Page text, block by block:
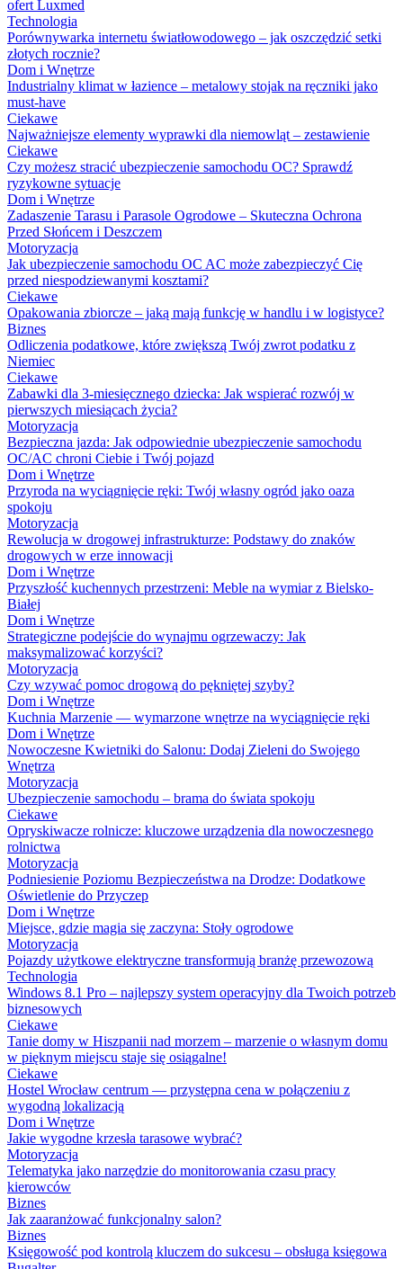
ofert Luxmed
Technologia
Porównywarka internetu światłowodowego – jak oszczędzić setki
złotych rocznie?
Dom i Wnętrze
Industrialny klimat w łazience – metalowy stojak na ręczniki jako
must-have
Ciekawe
Najważniejsze elementy wyprawki dla niemowląt – zestawienie
Ciekawe
Czy możesz stracić ubezpieczenie samochodu OC? Sprawdź
ryzykowne sytuacje
Dom i Wnętrze
Zadaszenie Tarasu i Parasole Ogrodowe – Skuteczna Ochrona
Przed Słońcem i Deszczem
Motoryzacja
Jak ubezpieczenie samochodu OC AC może zabezpieczyć Cię
przed niespodziewanymi kosztami?
Ciekawe
Opakowania zbiorcze – jaką mają funkcję w handlu i w logistyce?
Biznes
Odliczenia podatkowe, które zwiększą Twój zwrot podatku z
Niemiec
Ciekawe
Zabawki dla 3-miesięcznego dziecka: Jak wspierać rozwój w
pierwszych miesiącach życia?
Motoryzacja
Bezpieczna jazda: Jak odpowiednie ubezpieczenie samochodu
OC/AC chroni Ciebie i Twój pojazd
Dom i Wnętrze
Przyroda na wyciągnięcie ręki: Twój własny ogród jako oaza
spokoju
Motoryzacja
Rewolucja w drogowej infrastrukturze: Podstawy do znaków
drogowych w erze innowacji
Dom i Wnętrze
Przyszłość kuchennych przestrzeni: Meble na wymiar z Bielsko-
Białej
Dom i Wnętrze
Strategiczne podejście do wynajmu ogrzewaczy: Jak
maksymalizować korzyści?
Motoryzacja
Czy wzywać pomoc drogową do pękniętej szyby?
Dom i Wnętrze
Kuchnia Marzenie — wymarzone wnętrze na wyciągnięcie ręki
Dom i Wnętrze
Nowoczesne Kwietniki do Salonu: Dodaj Zieleni do Swojego
Wnętrza
Motoryzacja
Ubezpieczenie samochodu – brama do świata spokoju
Ciekawe
Opryskiwacze rolnicze: kluczowe urządzenia dla nowoczesnego
rolnictwa
Motoryzacja
Podniesienie Poziomu Bezpieczeństwa na Drodze: Dodatkowe
Oświetlenie do Przyczep
Dom i Wnętrze
Miejsce, gdzie magia się zaczyna: Stoły ogrodowe
Motoryzacja
Pojazdy użytkowe elektryczne transformują branżę przewozową
Technologia
Windows 8.1 Pro – najlepszy system operacyjny dla Twoich potrzeb
biznesowych
Ciekawe
Tanie domy w Hiszpanii nad morzem – marzenie o własnym domu
w pięknym miejscu staje się osiągalne!
Ciekawe
Hostel Wrocław centrum — przystępna cena w połączeniu z
wygodną lokalizacją
Dom i Wnętrze
Jakie wygodne krzesła tarasowe wybrać?
Motoryzacja
Telematyka jako narzędzie do monitorowania czasu pracy
kierowców
Biznes
Jak zaaranżować funkcjonalny salon?
Biznes
Księgowość pod kontrolą kluczem do sukcesu – obsługa księgowa